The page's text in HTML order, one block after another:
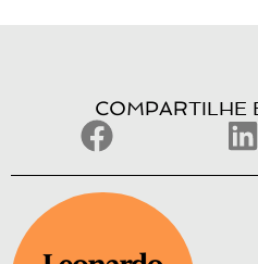
COMPARTILHE